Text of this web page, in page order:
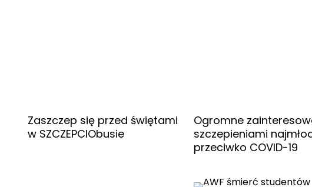
Zaszczep się przed świętami
w SZCZEPCIObusie
Ogromne
szczepieniami
przeciwko COVID-19